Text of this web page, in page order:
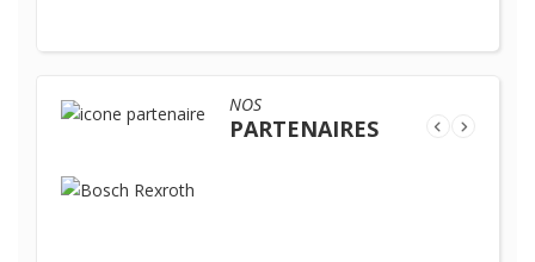
NOS
PARTENAIRES